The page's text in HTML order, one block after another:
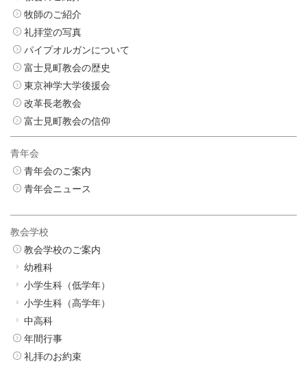
牧師のご紹介
礼拝堂の写真
パイプオルガンについて
富士見町教会の歴史
東京神学大学後援会
改革長老教会
富士見町教会の信仰
青年会
青年会のご案内
青年会ニュース
教会学校
教会学校のご案内
幼稚科
小学生科（低学年）
小学生科（高学年）
中高科
年間行事
礼拝のお約束